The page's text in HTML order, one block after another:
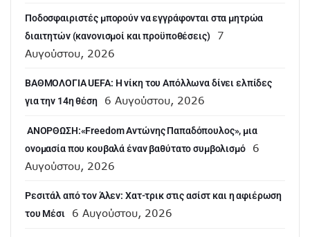
Ποδοσφαιριστές μπορούν να εγγράφονται στα μητρώα
διαιτητών (κανονισμοί και προϋποθέσεις)
7
Αυγούστου, 2026
ΒΑΘΜΟΛΟΓΙΑ UEFA: Η νίκη του Απόλλωνα δίνει ελπίδες
για την 14η θέση
6 Αυγούστου, 2026
ANOΡΘΩΣΗ:«Freedom Αντώνης Παπαδόπουλος», μια
ονομασία που κουβαλά έναν βαθύτατο συμβολισμό
6
Αυγούστου, 2026
Ρεσιτάλ από τον Άλεν: Χατ-τρικ στις ασίστ και η αφιέρωση
του Μέσι
6 Αυγούστου, 2026